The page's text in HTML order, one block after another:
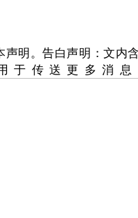
。告白声明：文内
于传送更多消